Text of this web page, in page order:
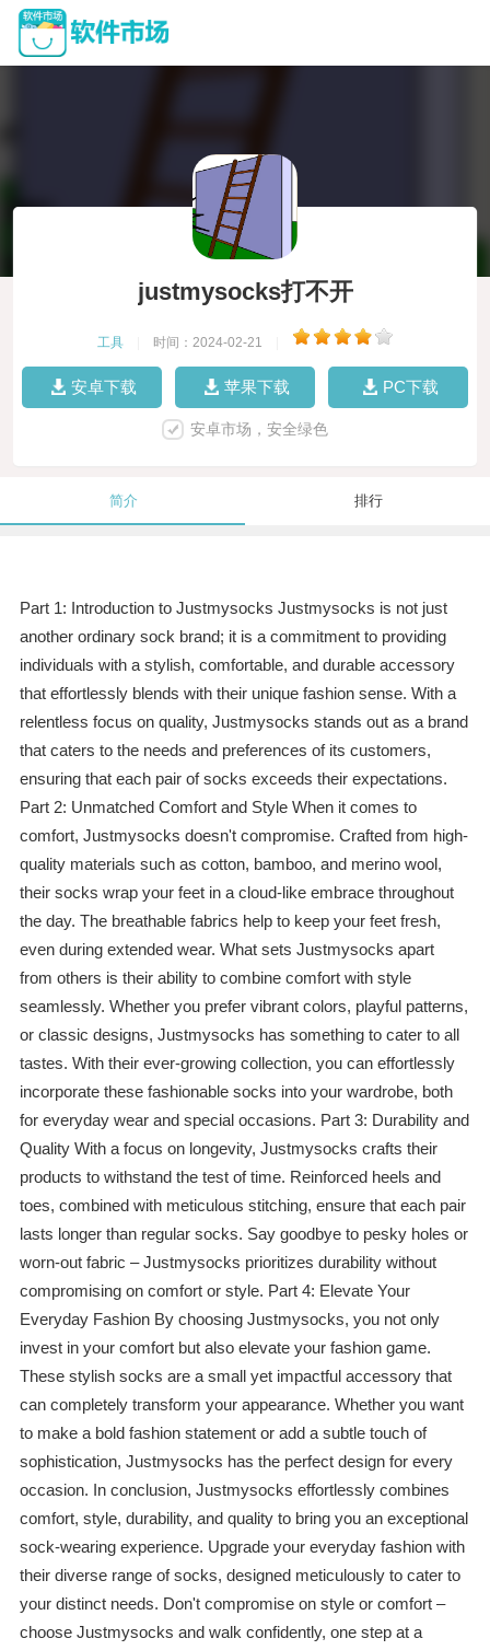
justmysocks打不开
工具 时间：2024-02-21
安卓下载 苹果下载 PC下载
安卓市场，安全绿色
简介 排行
Part 1: Introduction to Justmysocks Justmysocks is not just
another ordinary sock brand; it is a commitment to providing
individuals with a stylish, comfortable, and durable accessory
that effortlessly blends with their unique fashion sense. With a
relentless focus on quality, Justmysocks stands out as a brand
that caters to the needs and preferences of its customers,
ensuring that each pair of socks exceeds their expectations.
Part 2: Unmatched Comfort and Style When it comes to
comfort, Justmysocks doesn't compromise. Crafted from high-
quality materials such as cotton, bamboo, and merino wool,
their socks wrap your feet in a cloud-like embrace throughout
the day. The breathable fabrics help to keep your feet fresh,
even during extended wear. What sets Justmysocks apart
from others is their ability to combine comfort with style
seamlessly. Whether you prefer vibrant colors, playful patterns,
or classic designs, Justmysocks has something to cater to all
tastes. With their ever-growing collection, you can effortlessly
incorporate these fashionable socks into your wardrobe, both
for everyday wear and special occasions. Part 3: Durability and
Quality With a focus on longevity, Justmysocks crafts their
products to withstand the test of time. Reinforced heels and
toes, combined with meticulous stitching, ensure that each pair
lasts longer than regular socks. Say goodbye to pesky holes or
worn-out fabric – Justmysocks prioritizes durability without
compromising on comfort or style. Part 4: Elevate Your
Everyday Fashion By choosing Justmysocks, you not only
invest in your comfort but also elevate your fashion game.
These stylish socks are a small yet impactful accessory that
can completely transform your appearance. Whether you want
to make a bold fashion statement or add a subtle touch of
sophistication, Justmysocks has the perfect design for every
occasion. In conclusion, Justmysocks effortlessly combines
comfort, style, durability, and quality to bring you an exceptional
sock-wearing experience. Upgrade your everyday fashion with
their diverse range of socks, designed meticulously to cater to
your distinct needs. Don't compromise on style or comfort –
choose Justmysocks and walk confidently, one step at a